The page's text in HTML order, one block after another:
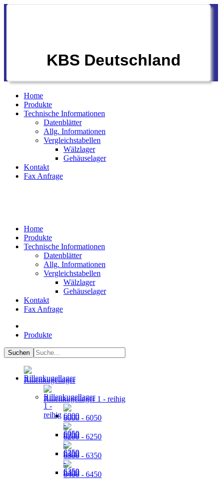
KBS Deutschland
Home
Produkte
Technische Informationen
Datenblätter
Allg. Informationen
Vergleichstabellen
Wälzlager
Gehäuselager
Kontakt
Fax Anfrage
Home
Produkte
Technische Informationen
Datenblätter
Allg. Informationen
Vergleichstabellen
Wälzlager
Gehäuselager
Kontakt
Fax Anfrage
Produkte
Rillenkugellager
Rillenkugellager 1 - reihig
6000 - 6050
6200 - 6250
6300 - 6350
6400 - 6450